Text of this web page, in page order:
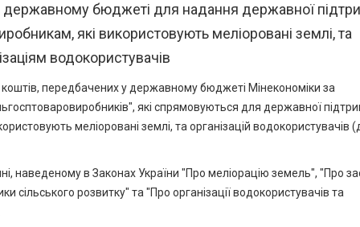
державному бюджеті для надання державної
які використовують меліоровані землі, та
водокористувачів
передбачених у державному бюджеті Мінекономіки за
які спрямовуються для державної
меліоровані землі, та організацій водокористувачів
наведеному в Законах України "Про меліорацію земель", "Про
сільського розвитку" та "Про організації водокористувачів та